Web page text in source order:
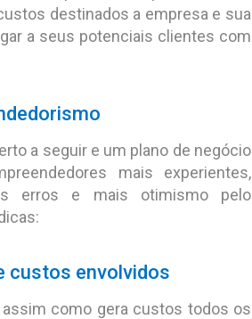
destinados a empresa e sua
a seus potenciais clientes com
a seguir e um plano de negócio
mais experientes,
erros e mais otimismo pelo
custos envolvidos
assim como gera custos todos os